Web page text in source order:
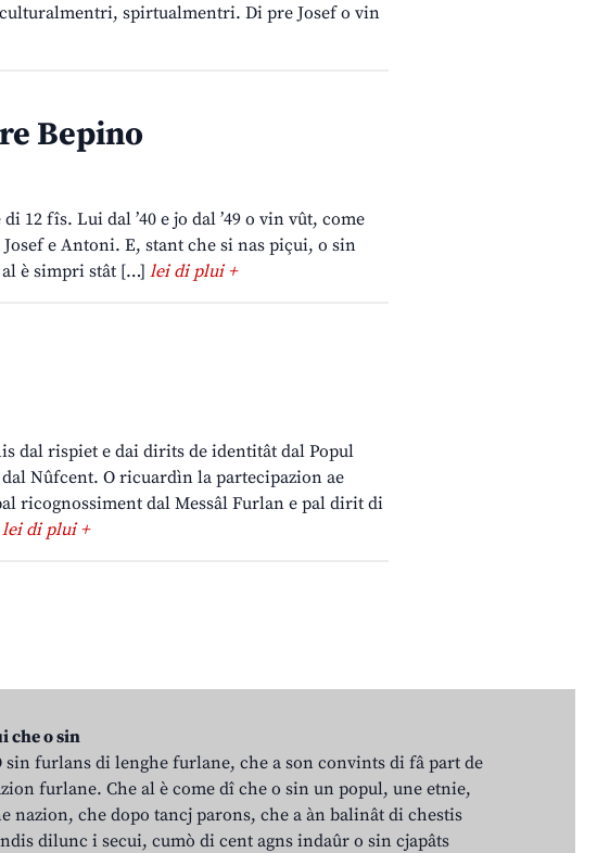
spirtualmentri. Di pre Josef o vin
Bepino
12 fîs. Lui dal ’40 e jo dal ’49 o vin vût, come
e Antoni. E, stant che si nas piçui, o sin
è simpri stât […] lei di plui +
dal rispiet e dai dirits de identitât dal Popul
Nûfcent. O ricuardìn la partecipazion ae
ricognossiment dal Messâl Furlan e pal dirit di
lei di plui +
che o sin
sin furlans di lenghe furlane, che a son convints di fâ part de
furlane. Che al è come dî che o sin un popul, une etnie,
nazion, che dopo tancj parons, che a àn balinât di chestis
dilunc i secui, cumò di cent agns indaûr o sin cjapâts